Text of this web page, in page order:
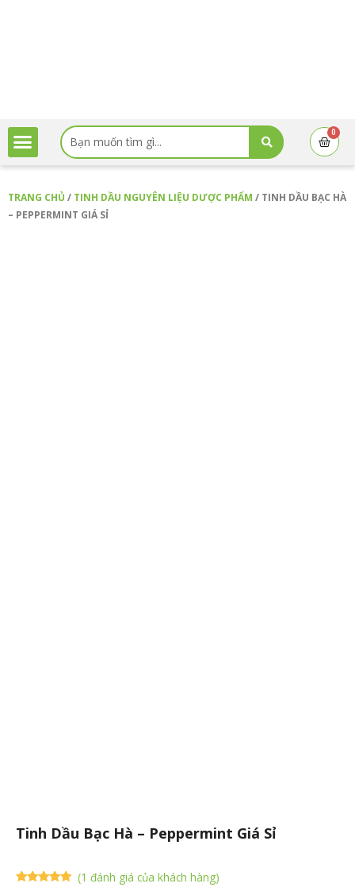
Search
...
0
Cart
TRANG CHỦ / TINH DẦU NGUYÊN LIỆU DƯỢC PHẨM / TINH DẦU BẠC HÀ
– PEPPERMINT GIÁ SỈ
Tinh Dầu Bạc Hà – Peppermint Giá Sỉ
(1 đánh giá của khách hàng)